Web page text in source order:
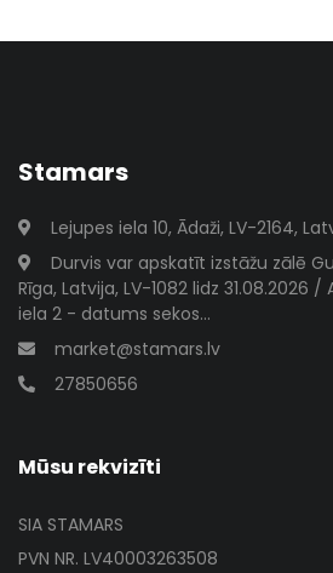
Stamars
Lejupes iela 10, Ādaži, LV-2164,
Durvis var apskatīt izstāžu zālē
Rīga, Latvija, LV-1082 lidz 31.08.2026 /
iela 2 - datums sekos...
market@stamars.lv
27850656
Mūsu rekvizīti
SIA STAMARS
PVN NR. LV40003263508